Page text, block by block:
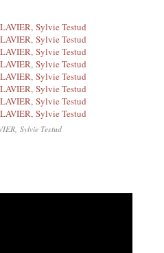
Sylvie Testud